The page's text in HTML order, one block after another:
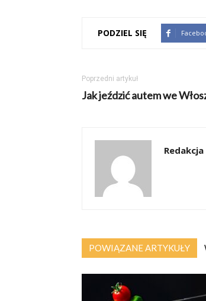
PODZIEL SIĘ
Poprzedni artykuł
Jak jeździć autem we
Redakcja
POWIĄZANE ARTYKUŁY